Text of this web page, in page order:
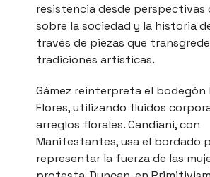
resistencia desde perspectivas
sobre la sociedad y la historia
través de piezas que
tradiciones artísticas.
Gámez reinterpreta el
Flores, utilizando fluidos
arreglos florales. Candiani, con
Manifestantes, usa el bordado
representar la fuerza de las